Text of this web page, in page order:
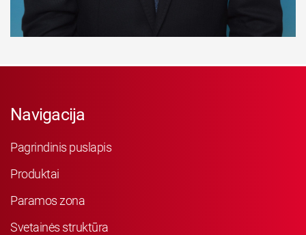
Navigacija
Pagrindinis puslapis
Produktai
Paramos zona
Svetainės struktūra